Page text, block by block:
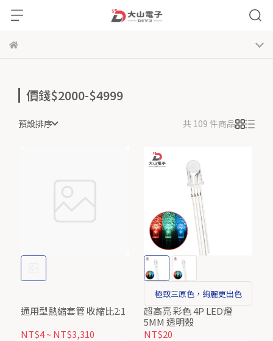
價錢$2000-$4999
預設排序 共 109 件商品
通用型熱縮套管 收縮比2:1
NT$4~NT$3,310
極致三原色，絢麗更出色
超高亮 彩色 4P LED燈
5MM 透明殼
NT$20